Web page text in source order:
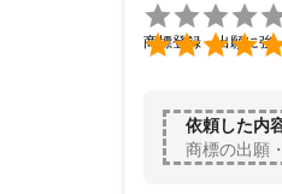
商標登録・出願に強
依頼した内
商標の出願